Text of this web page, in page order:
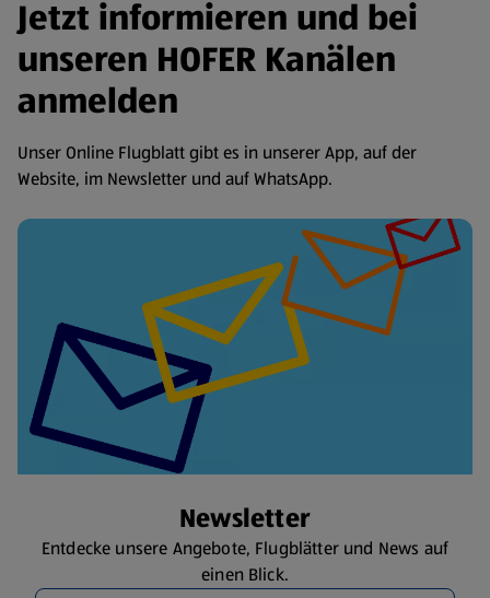
Jetzt informieren und bei
unseren HOFER Kanälen
anmelden
Unser Online Flugblatt gibt es in unserer App, auf der
Website, im Newsletter und auf WhatsApp.
Newsletter
Entdecke unsere Angebote, Flugblätter und News auf
einen Blick.